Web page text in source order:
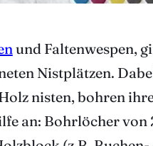
und Faltenwespen,
Nistplätzen.
nisten, bohren
an: Bohrlöcher